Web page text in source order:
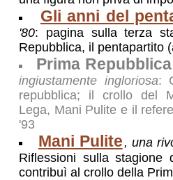
Gli anni del
'80: pagina sulla terza
Repubblica, il pentapartito
Prima
ingiustamente ingloriosa:
repubblica; il crollo del
Lega, Mani Pulite e il
'93
Mani Pulite , una
Riflessioni sulla stagione
contribuì al crollo della